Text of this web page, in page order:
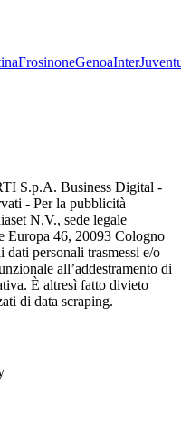
FrosinoneGenoaInter
S.p.A. Business Digital -
- Per la pubblicità
N.V., sede legale
Europa 46, 20093 Cologno
dati personali trasmessi e/o
all’addestramento di
È altresì fatto divieto
di data scraping.